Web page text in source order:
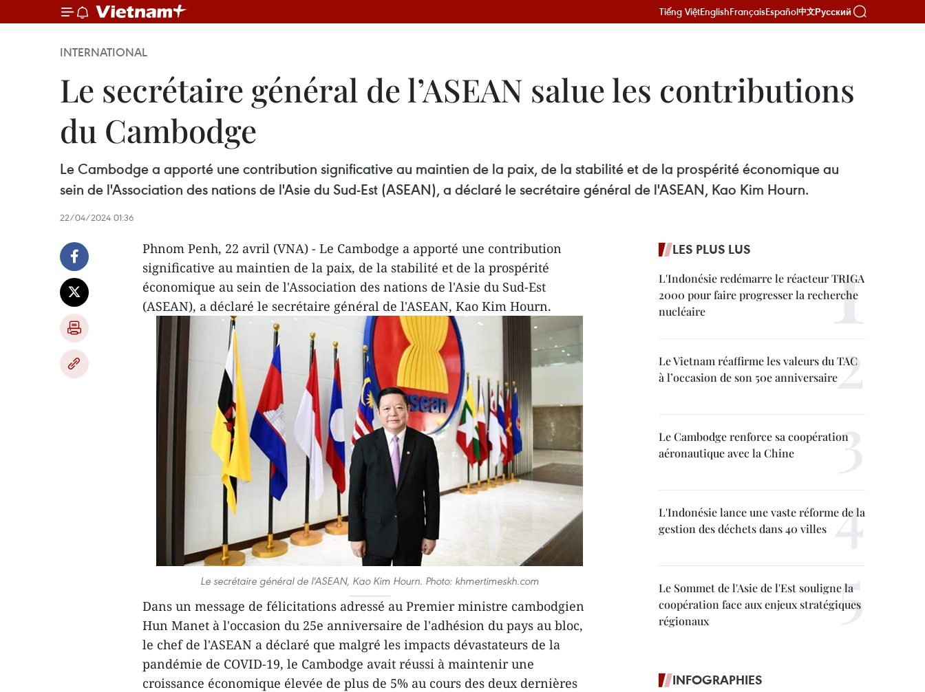
Tiếng ViệtEnglishFrançaisEspañol中文Русский
INTERNATIONAL
Le secrétaire général de l’ASEAN salue les contributions
du Cambodge
Le Cambodge a apporté une contribution significative au maintien de la paix, de la stabilité et de la prospérité économique au
sein de l'Association des nations de l'Asie du Sud-Est (ASEAN), a déclaré le secrétaire général de l'ASEAN, Kao Kim Hourn.
22/04/2024 01:36
Phnom Penh, 22 avril (VNA) - Le Cambodge a apporté une contribution
significative au maintien de la paix, de la stabilité et de la prospérité
économique au sein de l'Association des nations de l'Asie du Sud-Est
(ASEAN), a déclaré le secrétaire général de l'ASEAN, Kao Kim Hourn.
Le secrétaire général de l'ASEAN, Kao Kim Hourn. Photo: khmertimeskh.com
Dans un message de félicitations adressé au Premier ministre cambodgien
Hun Manet à l'occasion du 25e anniversaire de l'adhésion du pays au bloc,
le chef de l'ASEAN a déclaré que malgré les impacts dévastateurs de la
pandémie de COVID-19, le Cambodge avait réussi à maintenir une
croissance économique élevée de plus de 5% au cours des deux dernières
LES PLUS LUS
L'Indonésie redémarre le réacteur TRIGA
2000 pour faire progresser la recherche
nucléaire
Le Vietnam réaffirme les valeurs du TAC
à l’occasion de son 50e anniversaire
Le Cambodge renforce sa coopération
aéronautique avec la Chine
L'Indonésie lance une vaste réforme de la
gestion des déchets dans 40 villes
Le Sommet de l'Asie de l'Est souligne la
coopération face aux enjeux stratégiques
régionaux
INFOGRAPHIES